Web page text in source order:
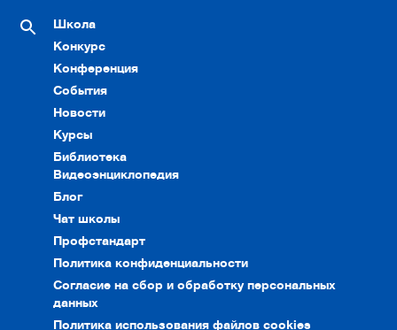
Школа
Конкурс
Конференция
События
Новости
Курсы
Библиотека
Видеоэнциклопедия
Блог
Чат школы
Профстандарт
Политика конфиденциальности
Согласие на сбор и обработку персональных
данных
Политика использования файлов cookies